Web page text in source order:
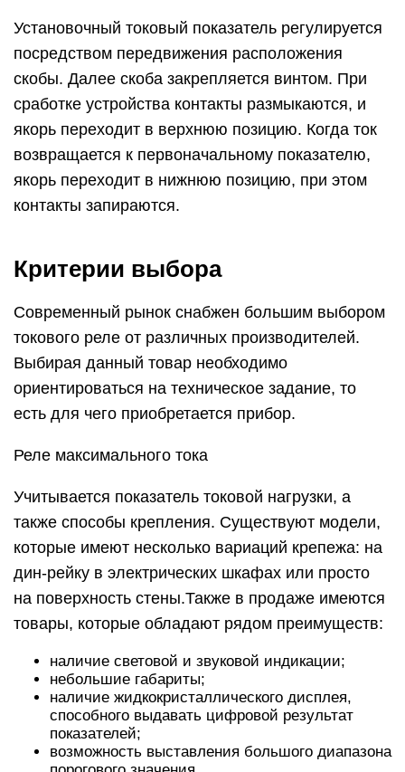
Установочный токовый показатель регулируется
посредством передвижения расположения
скобы. Далее скоба закрепляется винтом. При
сработке устройства контакты размыкаются, и
якорь переходит в верхнюю позицию. Когда ток
возвращается к первоначальному показателю,
якорь переходит в нижнюю позицию, при этом
контакты запираются.
Критерии выбора
Современный рынок снабжен большим выбором
токового реле от различных производителей.
Выбирая данный товар необходимо
ориентироваться на техническое задание, то
есть для чего приобретается прибор.
Реле максимального тока
Учитывается показатель токовой нагрузки, а
также способы крепления. Существуют модели,
которые имеют несколько вариаций крепежа: на
дин-рейку в электрических шкафах или просто
на поверхность стены.Также в продаже имеются
товары, которые обладают рядом преимуществ:
наличие световой и звуковой индикации;
небольшие габариты;
наличие жидкокристаллического дисплея,
способного выдавать цифровой результат
показателей;
возможность выставления большого диапазона